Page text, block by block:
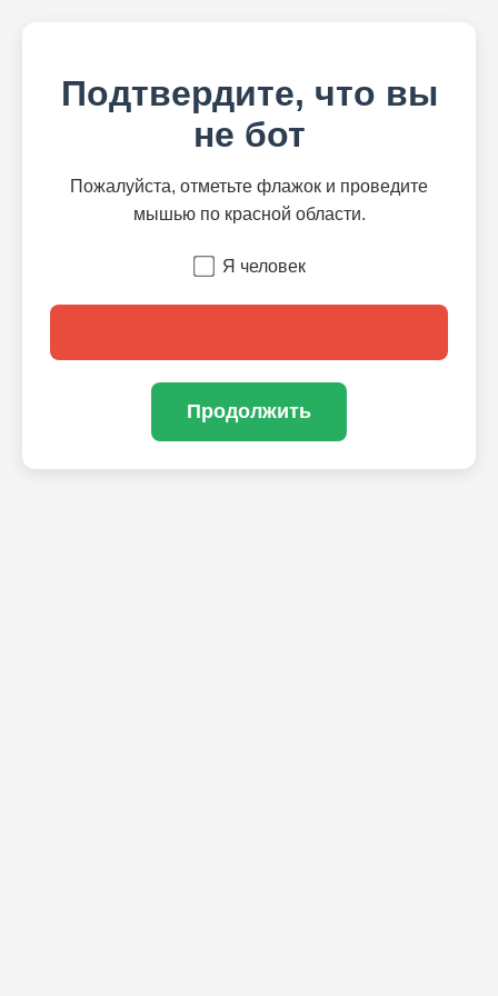
Подтвердите, что вы
не бот
Пожалуйста, отметьте флажок и проведите
мышью по красной области.
Я человек
Продолжить